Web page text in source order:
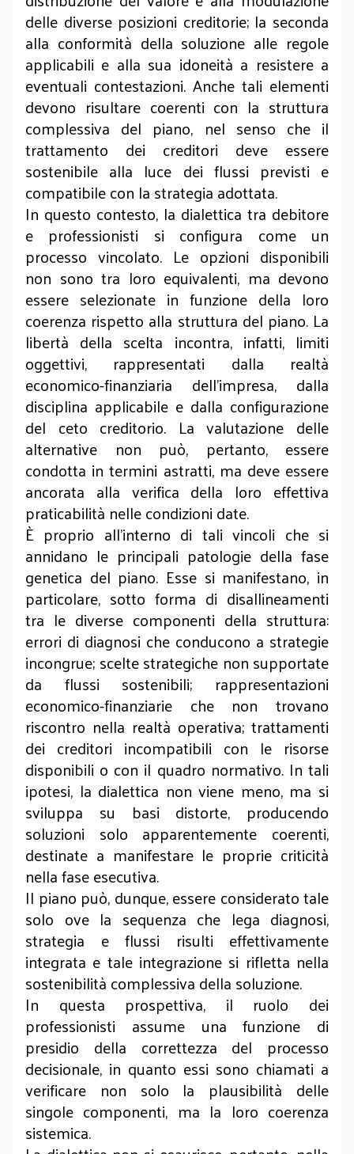
delle diverse posizioni creditorie; la seconda
alla conformità della soluzione alle regole
applicabili e alla sua idoneità a resistere a
eventuali contestazioni. Anche tali elementi
devono risultare coerenti con la struttura
complessiva del piano, nel senso che il
trattamento dei creditori deve essere
sostenibile alla luce dei flussi previsti e
compatibile con la strategia adottata.
In questo contesto, la dialettica tra debitore
e professionisti si configura come un
processo vincolato. Le opzioni disponibili
non sono tra loro equivalenti, ma devono
essere selezionate in funzione della loro
coerenza rispetto alla struttura del piano. La
libertà della scelta incontra, infatti, limiti
oggettivi, rappresentati dalla realtà
economico-finanziaria dell’impresa, dalla
disciplina applicabile e dalla configurazione
del ceto creditorio. La valutazione delle
alternative non può, pertanto, essere
condotta in termini astratti, ma deve essere
ancorata alla verifica della loro effettiva
praticabilità nelle condizioni date.
È proprio all’interno di tali vincoli che si
annidano le principali patologie della fase
genetica del piano. Esse si manifestano, in
particolare, sotto forma di disallineamenti
tra le diverse componenti della struttura:
errori di diagnosi che conducono a strategie
incongrue; scelte strategiche non supportate
da flussi sostenibili; rappresentazioni
economico-finanziarie che non trovano
riscontro nella realtà operativa; trattamenti
dei creditori incompatibili con le risorse
disponibili o con il quadro normativo. In tali
ipotesi, la dialettica non viene meno, ma si
sviluppa su basi distorte, producendo
soluzioni solo apparentemente coerenti,
destinate a manifestare le proprie criticità
nella fase esecutiva.
Il piano può, dunque, essere considerato tale
solo ove la sequenza che lega diagnosi,
strategia e flussi risulti effettivamente
integrata e tale integrazione si rifletta nella
sostenibilità complessiva della soluzione.
In questa prospettiva, il ruolo dei
professionisti assume una funzione di
presidio della correttezza del processo
decisionale, in quanto essi sono chiamati a
verificare non solo la plausibilità delle
singole componenti, ma la loro coerenza
sistemica.